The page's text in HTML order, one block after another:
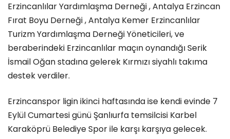
Erzincanlılar Yardımlaşma Derneği , Antalya Erzincan
Fırat Boyu Derneği , Antalya Kemer Erzincanlılar
Turizm Yardımlaşma Derneği Yöneticileri, ve
beraberindeki Erzincanlılar maçın oynandığı Serik
İsmail Oğan stadına gelerek Kırmızı siyahlı takıma
destek verdiler.
Erzincanspor ligin ikinci haftasında ise kendi evinde 7
Eylül Cumartesi günü Şanlıurfa temsilcisi Karbel
Karaköprü Belediye Spor ile karşı karşıya gelecek.